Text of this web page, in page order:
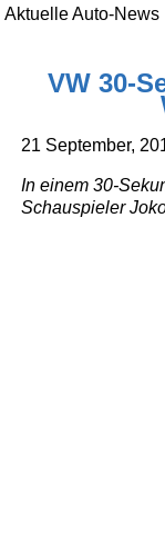
Aktuelle Auto-News
VW 30-
21 September,
In einem 30-
Schauspieler